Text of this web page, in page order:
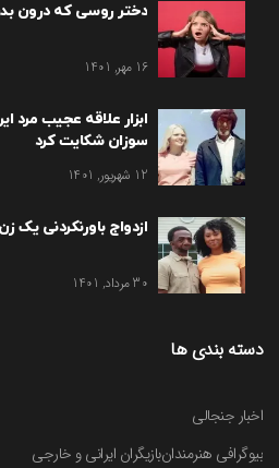
دختر روسی که درون
16 مهر, 1401
ابزار علاقه عجیب مرد
سوزان شکایت کرد
12 شهریور, 1401
ازدواج باورنکردنی یک
30 مرداد, 1401
دسته بندی ها
اخبار جنجالی
بیوگرافی هنرمندانبازیگران ایرانی و خارجی